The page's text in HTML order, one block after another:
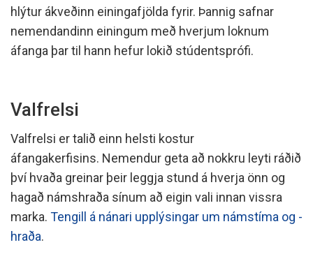
hlýtur ákveðinn einingafjölda fyrir. Þannig safnar
nemendandinn einingum með hverjum loknum
áfanga þar til hann hefur lokið stúdentsprófi.
Valfrelsi
Valfrelsi er talið einn helsti kostur
áfangakerfisins. Nemendur geta að nokkru leyti ráðið
því hvaða greinar þeir leggja stund á hverja önn og
hagað námshraða sínum að eigin vali innan vissra
marka. Tengill á nánari upplýsingar um námstíma og -
hraða.